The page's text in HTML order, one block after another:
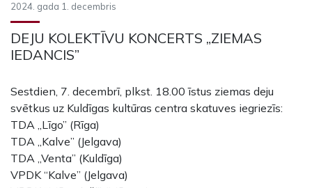
2024. gada 1. decembris
DEJU KOLEKTĪVU KONCERTS „ZIEMAS
IEDANCIS”
Sestdien, 7. decembrī, plkst. 18.00 īstus ziemas deju
svētkus uz Kuldīgas kultūras centra skatuves iegriezīs:
TDA „Līgo” (Rīga)
TDA „Kalve” (Jelgava)
TDA „Venta” (Kuldīga)
VPDK “Kalve” (Jelgava)